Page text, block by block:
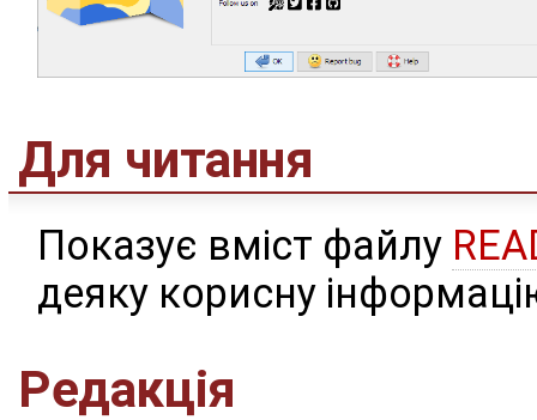
Для читання
Показує вміст файлу
деяку корисну
Редакція